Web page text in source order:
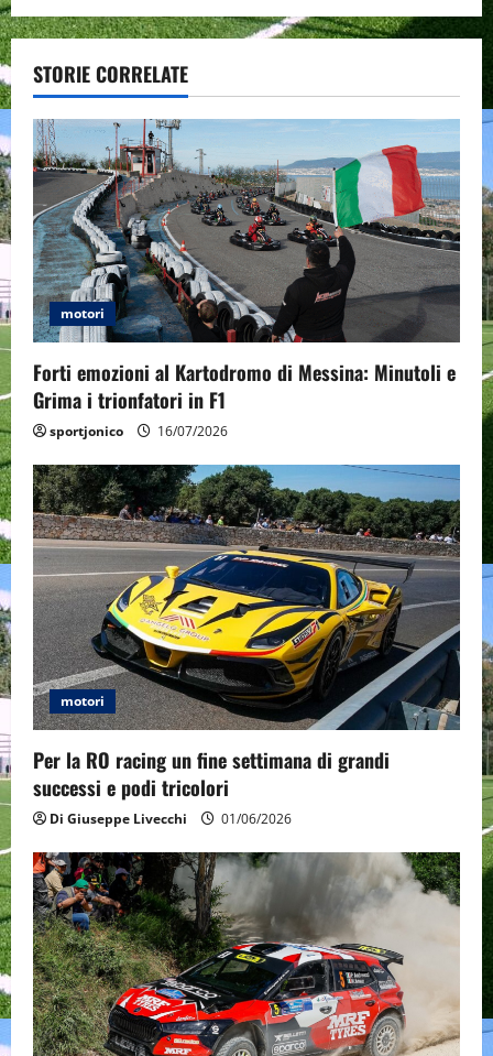
a
v
i
g
a
t
i
o
n
STORIE CORRELATE
motori
Forti emozioni al Kartodromo di Messina: Minutoli e
Grima i trionfatori in F1
sportjonico 16/07/2026
motori
Per la RO racing un fine settimana di grandi
successi e podi tricolori
Di Giuseppe Livecchi 01/06/2026